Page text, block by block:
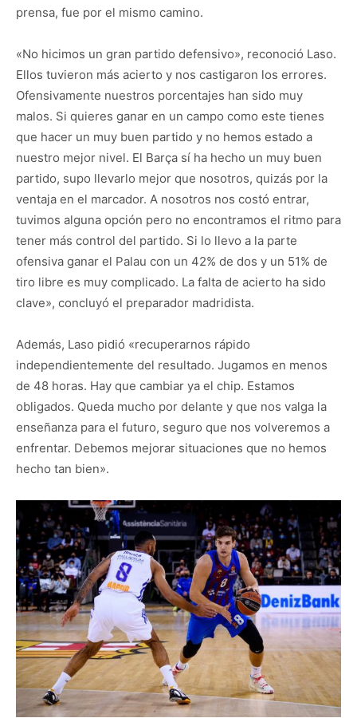
prensa, fue por el mismo camino.
«No hicimos un gran partido defensivo», reconoció Laso.
Ellos tuvieron más acierto y nos castigaron los errores.
Ofensivamente nuestros porcentajes han sido muy
malos. Si quieres ganar en un campo como este tienes
que hacer un muy buen partido y no hemos estado a
nuestro mejor nivel. El Barça sí ha hecho un muy buen
partido, supo llevarlo mejor que nosotros, quizás por la
ventaja en el marcador. A nosotros nos costó entrar,
tuvimos alguna opción pero no encontramos el ritmo para
tener más control del partido. Si lo llevo a la parte
ofensiva ganar el Palau con un 42% de dos y un 51% de
tiro libre es muy complicado. La falta de acierto ha sido
clave», concluyó el preparador madridista.
Además, Laso pidió «recuperarnos rápido
independientemente del resultado. Jugamos en menos
de 48 horas. Hay que cambiar ya el chip. Estamos
obligados. Queda mucho por delante y que nos valga la
enseñanza para el futuro, seguro que nos volveremos a
enfrentar. Debemos mejorar situaciones que no hemos
hecho tan bien».